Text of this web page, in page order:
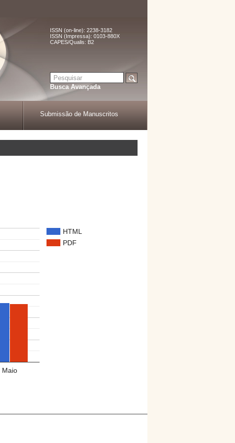
ISSN (on-line): 2238-3182
ISSN (Impressa): 0103-880X
CAPES/Qualis: B2
Busca Avançada
Submissão de Manuscritos
HTML
PDF
Maio